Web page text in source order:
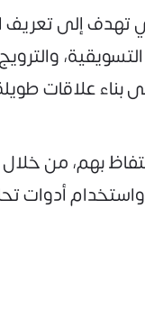
إلى تعريف
بناء علاقات
بهم، من
أدوات